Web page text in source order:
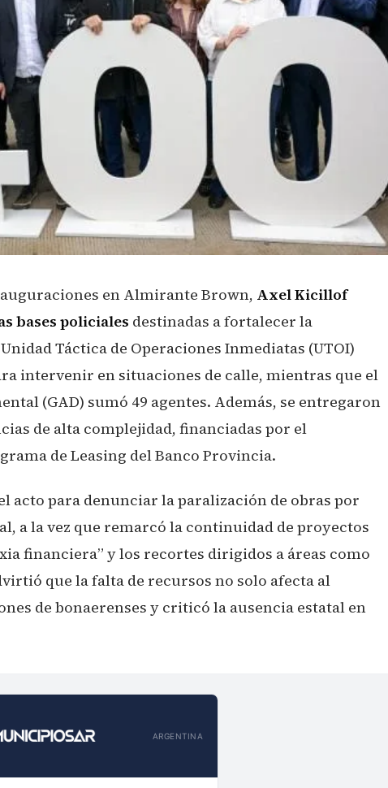
en Almirante Brown, Axel Kicillof
bases policiales destinadas a fortalecer la
Táctica de Operaciones Inmediatas (UTOI)
intervenir en situaciones de calle, mientras que el
(GAD) sumó 49 agentes. Además, se entregaron
de alta complejidad, financiadas por el
de Leasing del Banco Provincia.
acto para denunciar la paralización de obras por
a la vez que remarcó la continuidad de proyectos
financiera” y los recortes dirigidos a áreas como
que la falta de recursos no solo afecta al
de bonaerenses y criticó la ausencia estatal en
ARGENTINA